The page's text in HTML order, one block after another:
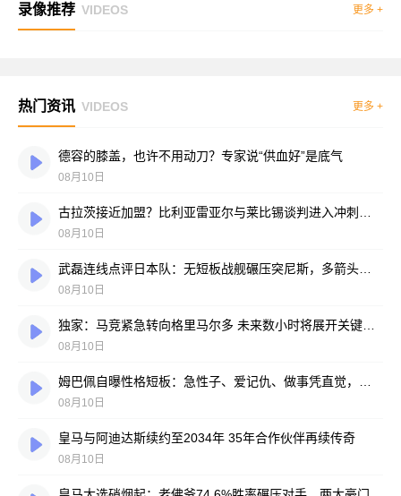
录像推荐 VIDEOS 更多 +
热门资讯 VIDEOS 更多 +
德容的膝盖，也许不用动刀？专家说“供血好”是底气
08月10日
08月10日
08月10日
08月10日
08月10日
皇马与阿迪达斯续约至2034年 35年合作伙伴再续传奇
08月10日